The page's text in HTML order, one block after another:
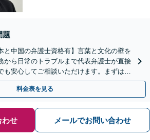
題
と中国の弁護士資格有】言葉と文化の壁を
から日常のトラブルまで代表弁護士が直接
も安心してご相談いただけます。まずは一
。【初回相談無料】
料金表を見る
わせ メールでお問い合わせ